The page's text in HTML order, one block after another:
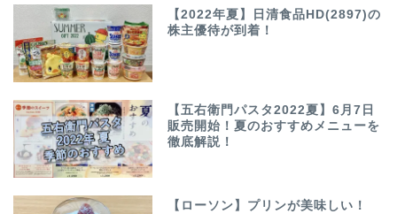
【2022年夏】日清食品HD(2897)の
株主優待が到着！
【五右衛門パスタ2022夏】6月7日
販売開始！夏のおすすめメニューを
徹底解説！
【ローソン】プリンが美味しい！